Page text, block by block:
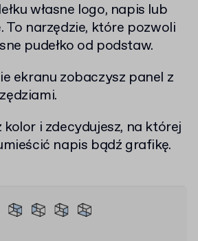
własne logo, napis lub
To narzędzie, które pozwoli
pudełko od podstaw.
ekranu zobaczysz panel z
i zdecydujesz, na której
napis bądź grafikę.